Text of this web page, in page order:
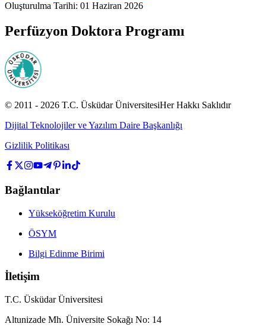
Oluşturulma Tarihi: 01 Haziran 2026
Perfüzyon Doktora Programı
© 2011 - 2026 T.C. Üsküdar ÜniversitesiHer Hakkı Saklıdır
Dijital Teknolojiler ve Yazılım Daire Başkanlığı
Gizlilik Politikası
Bağlantılar
Yükseköğretim Kurulu
ÖSYM
Bilgi Edinme Birimi
İletişim
T.C. Üsküdar Üniversitesi
Altunizade Mh. Üniversite Sokağı No: 14